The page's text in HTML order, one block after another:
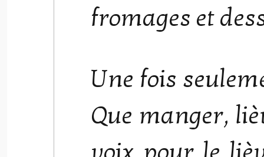
fromages et
Une fois
Que manger,